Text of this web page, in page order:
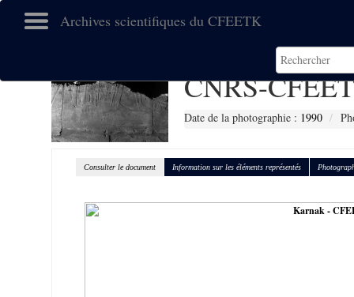
Archives scientifiques du CFEETK
CNRS-
Date de la photographie : 1990
Consulter le document Information sur les éléments représentés